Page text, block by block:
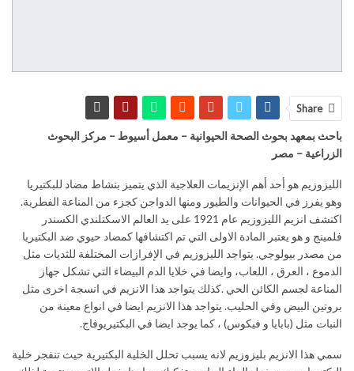
Share
باحث بمعهد بحوث الصحة الحيوانية – معمل أسيوط – مركز البحوث
الزراعية – مصر
الليزوزيم هو أحد أهم الإنزيمات العلاجية الذي يتميز بنشاط مضاد للبكتيريا
وهو يفرز في الحيوانات والطيور ومنها الدواجن كجزء من المناعة الفطرية.
اكتشف انزيم الليزوزيم عام 1921 على يد العالم الاسكتلندي الكسندر
فلمينج و هو يعتبر المادة الاولى التي تم اكتشافها كمضاد حيوي ضد البكتيريا
من مصدر بيولوجي. يتواجد الليزوزيم في الإفرازات المختلفة للثديات مثل
الدموع ، العرق ، اللعاب، وايضا في خلايا الدم البيضاء التي تشكل جهاز
المناعة لجسم الكائن الحي .كذلك يتواجد هذا الانزيم في انسجة اخرى مثل
بروتين البيض وفي الحليب. يتواجد هذا الانزيم ايضا في انواع معينة من
النبات مثل (بابايا و فيكوس) ، كما يوجد ايضا في البكتيريوفاج.
سمي هذا الانزيم بليزوزيم لانه يسبب تحلل الخلية البكتيرية حيث تنفجر خلية